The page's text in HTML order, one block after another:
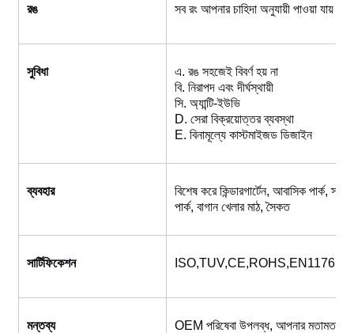
রঙ সব রং আপনার চাহিদা অনুযায়ী পাওয়া যায়।
সুবিধা
এ. রঙ সহজেই বিবর্ণ হয় না
বি. নিরাপদ এবং দীর্ঘস্থায়ী
সি. অ্যান্টি-ইউভি
D. সেরা বিক্রয়োত্তর ব্যবস্থা
E. বিনামূল্যে কাস্টমাইজড ডিজাইন
ব্যবহার
বিশেষ করে কিন্ডারগার্টেন, আবাসিক পার্ক,
পার্ক, বাগান খেলার মাঠ, সৈকত
সার্টিফিকেশন
মন্তব্য OEM পরিষেবা উপলব্ধ, আপনার মতামত